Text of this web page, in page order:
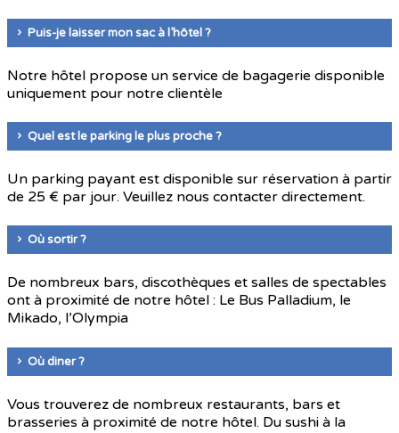
Puis-je laisser mon sac à l’hôtel ?
Notre hôtel propose un service de bagagerie disponible
uniquement pour notre clientèle
Quel est le parking le plus proche ?
Un parking payant est disponible sur réservation à partir
de 25 € par jour. Veuillez nous contacter directement.
Où sortir ?
De nombreux bars, discothèques et salles de spectables
ont à proximité de notre hôtel : Le Bus Palladium, le
Mikado, l’Olympia
Où diner ?
Vous trouverez de nombreux restaurants, bars et
brasseries à proximité de notre hôtel. Du sushi à la